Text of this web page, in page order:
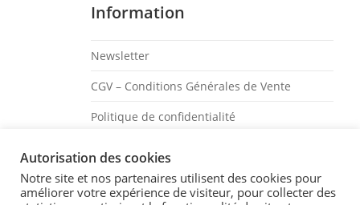
Information
Newsletter
CGV – Conditions Générales de Vente
Politique de confidentialité
Suivez-Moi
Autorisation des cookies
Notre site et nos partenaires utilisent des cookies pour
améliorer votre expérience de visiteur, pour collecter des